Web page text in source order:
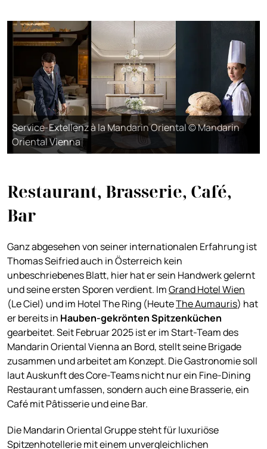
Service-Extellenz à la Mandarin Oriental © Mandarin
Oriental Vienna
Restaurant, Brasserie, Café,
Bar
Ganz abgesehen von seiner internationalen Erfahrung ist
Thomas Seifried auch in Österreich kein
unbeschriebenes Blatt, hier hat er sein Handwerk gelernt
und seine ersten Sporen verdient. ImGrand Hotel Wien
(Le Ciel) und im Hotel The Ring (HeuteThe Aumauris) hat
er bereits in Hauben-gekrönten Spitzenküchen
gearbeitet. Seit Februar 2025 ist er im Start-Team des
Mandarin Oriental Vienna an Bord, stellt seine Brigade
zusammen und arbeitet am Konzept. Die Gastronomie soll
laut Auskunft des Core-Teams nicht nur ein Fine-Dining
Restaurant umfassen, sondern auch eine Brasserie, ein
Café mit Pâtisserie und eine Bar.
Die Mandarin Oriental Gruppe steht für luxuriöse
Spitzenhotellerie mit einem unvergleichlichen